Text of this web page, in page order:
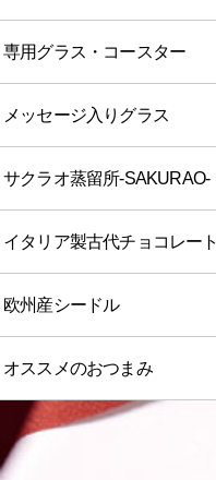
専用グラス・コースター
メッセージ入りグラス
サクラオ蒸留所-SAKURAO-
イタリア製古代チョコレート
欧州産シードル
オススメのおつまみ